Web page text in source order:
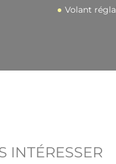
Volant
INTÉRESSER